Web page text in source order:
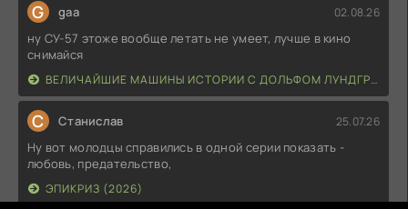
G gaa 02.08.26
ну СУ-57 этоже вообще летать не умеет, лучше в кино
снимайся
ВЕЛИЧАЙШИЕ МАШИНЫ ИСТОРИИ С ДОЛЬФОМ ЛУНДГРЕНОМ (2026)
С Станислав 25.07.26
Ну вот молодцы справились в одной серии показать -
любовь, предательство,
ЭПИКРИЗ (2026)